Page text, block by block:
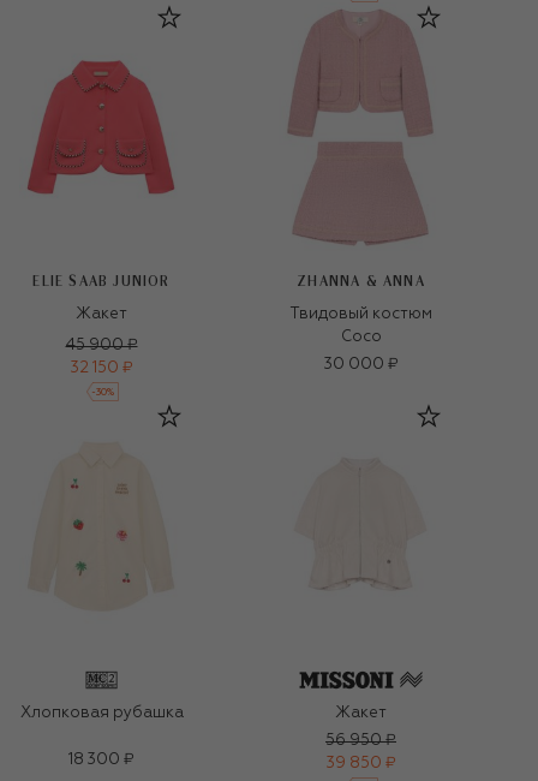
ELIE SAAB JUNIOR
Жакет
45 900 ₽
32 150 ₽
-30%
ZHANNA & ANNA
Твидовый костюм
Coco
30 000 ₽
Хлопковая рубашка
18 300 ₽
Жакет
56 950 ₽
39 850 ₽